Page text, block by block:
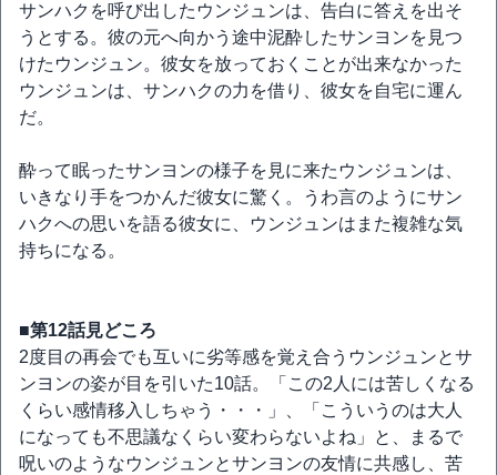
サンハクを呼び出したウンジュンは、告白に答えを出そ
うとする。彼の元へ向かう途中泥酔したサンヨンを見つ
けたウンジュン。彼女を放っておくことが出来なかった
ウンジュンは、サンハクの力を借り、彼女を自宅に運ん
だ。
酔って眠ったサンヨンの様子を見に来たウンジュンは、
いきなり手をつかんだ彼女に驚く。うわ言のようにサン
ハクへの思いを語る彼女に、ウンジュンはまた複雑な気
持ちになる。
■第12話見どころ
2度目の再会でも互いに劣等感を覚え合うウンジュンとサ
ンヨンの姿が目を引いた10話。「この2人には苦しくなる
くらい感情移入しちゃう・・・」、「こういうのは大人
になっても不思議なくらい変わらないよね」と、まるで
呪いのようなウンジュンとサンヨンの友情に共感し、苦